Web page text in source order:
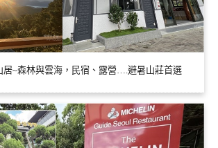
居~森林與雲海，民宿、露營….避暑山莊首選